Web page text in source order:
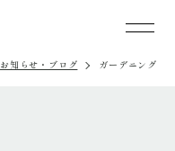
お知らせ・ブログ ガーデニング